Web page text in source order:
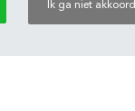
Ik ga niet akkoord